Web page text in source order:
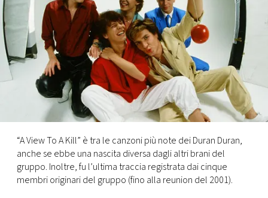
EVENTI
VIDEO
PRINCIPATO
DI
MONACO
RMC
“A View To A Kill” è tra le canzoni più note dei Duran Duran,
anche se ebbe una nascita diversa dagli altri brani del
gruppo. Inoltre, fu l’ultima traccia registrata dai cinque
membri originari del gruppo (fino alla reunion del 2001).